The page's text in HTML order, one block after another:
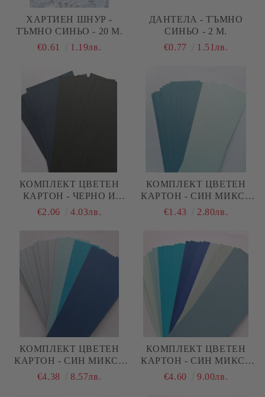
ХАРТИЕН ШНУР -
ТЪМНО СИНЬО - 20 М.
€0.61
1.19лв.
ДАНТЕЛА - ТЪМНО
СИНЬО - 2 М.
€0.77
1.51лв.
КОМПЛЕКТ ЦВЕТЕН
КАРТОН - ЧЕРНО И
ТЪМНО СИНЬО МИКС -
€2.06 4.03лв.
КОМПЛЕКТ ЦВЕТЕН
КАРТОН - СИН МИКС -
6,70 Х 33 СМ - 23 БР.
€1.43 2.80лв.
КОМПЛЕКТ ЦВЕТЕН
КАРТОН - СИН МИКС -
6,70 Х 30 СМ - 80 БР.
€4.38 8.57лв.
КОМПЛЕКТ ЦВЕТЕН
КАРТОН - СИН МИКС -
10,50 Х 30 СМ - 50 БР.
€4.60 9.00лв.